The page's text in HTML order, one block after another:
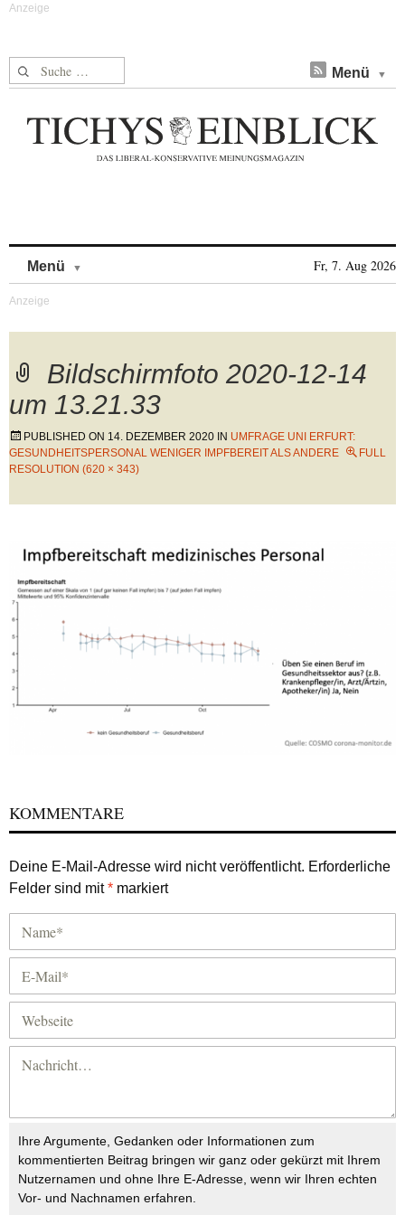
Suche nach: Menü
Menü Fr, 7. Aug 2026
Bildschirmfoto 2020-12-14
um 13.21.33
PUBLISHED ON 14. DEZEMBER 2020 IN UMFRAGE UNI ERFURT:
GESUNDHEITSPERSONAL WENIGER IMPFBEREIT ALS ANDERE
FULL
RESOLUTION (620 × 343)
KOMMENTARE
Deine E-Mail-Adresse wird nicht veröffentlicht. Erforderliche
Felder sind mit* markiert
Ihre Argumente, Gedanken oder Informationen zum
kommentierten Beitrag bringen wir ganz oder gekürzt mit Ihrem
Nutzernamen und ohne Ihre E-Adresse, wenn wir Ihren echten
Vor- und Nachnamen erfahren.